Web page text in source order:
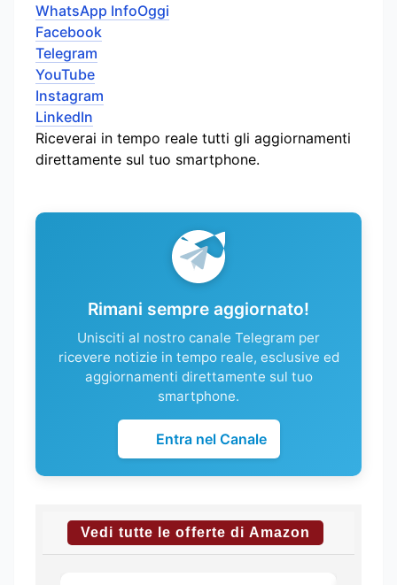
WhatsApp InfoOggi
Facebook
Telegram
YouTube
Instagram
LinkedIn
Riceverai in tempo reale tutti gli aggiornamenti
direttamente sul tuo smartphone.
Rimani sempre aggiornato!
Unisciti al nostro canale Telegram per
ricevere notizie in tempo reale, esclusive ed
aggiornamenti direttamente sul tuo
smartphone.
Entra nel Canale